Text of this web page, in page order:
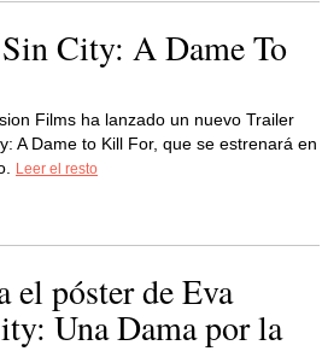
City: A Dame To
Films ha lanzado un nuevo Trailer
A Dame to Kill For, que se estrenará en
Leer el resto
el póster de Eva
Una Dama por la